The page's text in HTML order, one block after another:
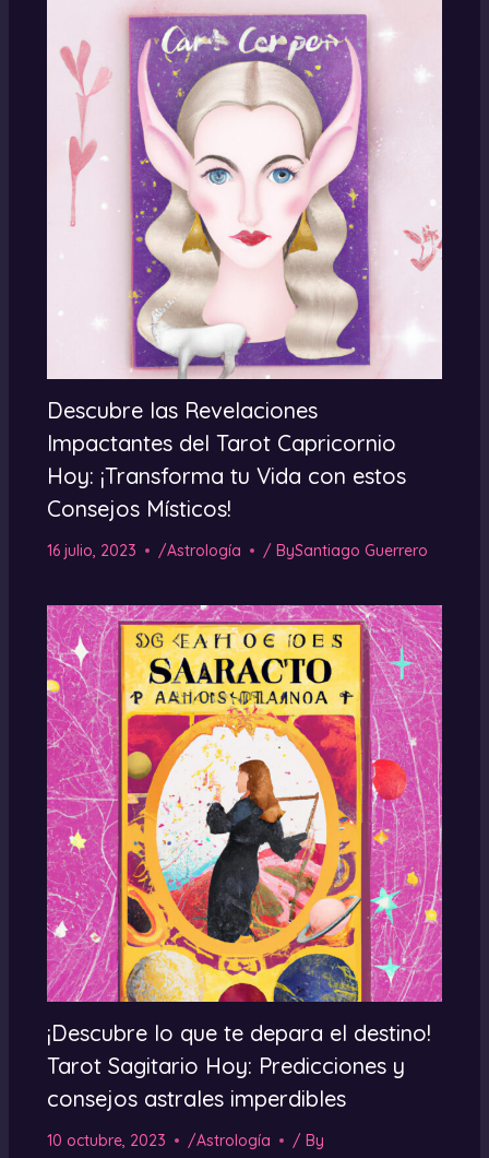
Descubre las Revelaciones
Impactantes del Tarot Capricornio
Hoy: ¡Transforma tu Vida con estos
Consejos Místicos!
16 julio, 2023 /Astrología / BySantiago Guerrero
¡Descubre lo que te depara el destino!
Tarot Sagitario Hoy: Predicciones y
consejos astrales imperdibles
10 octubre, 2023 /Astrología
/ By